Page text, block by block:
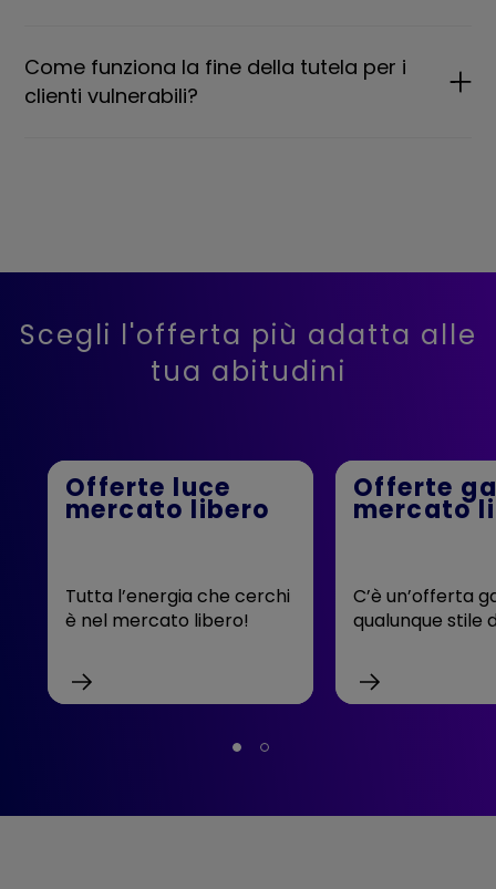
Come funziona la fine della tutela per i
clienti vulnerabili?
Scegli l'offerta più adatta alle
tua abitudini
Offerte luce
mercato libero
Tutta l’energia che cerchi
è nel mercato libero!
Offerte
mercato
C’è un’offerta
qualunque stile